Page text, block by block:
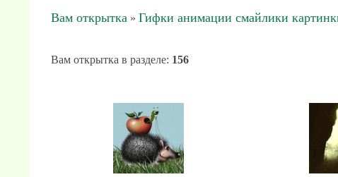
Вам открытка » Гифки анимации смайлики
Вам открытка в разделе: 156